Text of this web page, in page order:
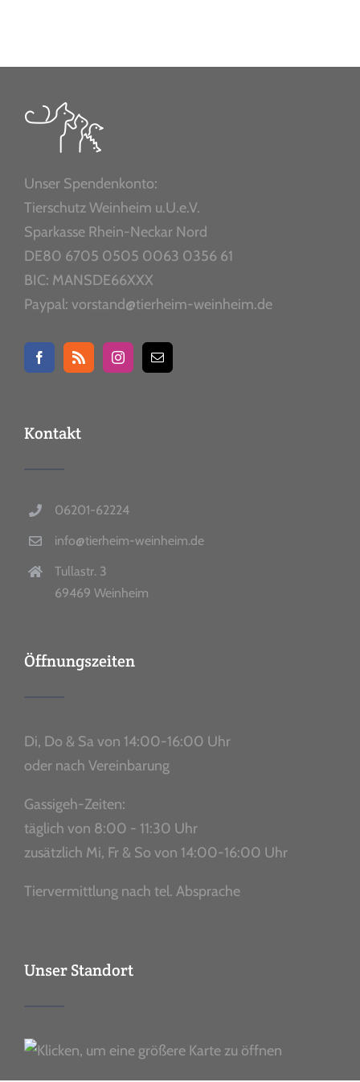
Unser Spendenkonto:
Tierschutz Weinheim u.U.e.V.
Sparkasse Rhein-Neckar Nord
DE80 6705 0505 0063 0356 61
BIC: MANSDE66XXX
Paypal: vorstand@tierheim-weinheim.de
Kontakt
06201-62224
info@tierheim-weinheim.de
Tullastr. 3
69469 Weinheim
Öffnungszeiten
Di, Do & Sa von 14:00-16:00 Uhr
oder nach Vereinbarung
Gassigeh-Zeiten:
täglich von 8:00 - 11:30 Uhr
zusätzlich Mi, Fr & So von 14:00-16:00 Uhr
Tiervermittlung nach tel. Absprache
Unser Standort